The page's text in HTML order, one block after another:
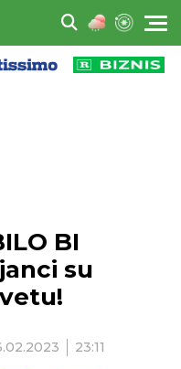
BI
su
23:11